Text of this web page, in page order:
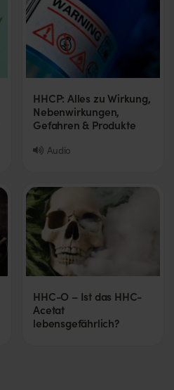
HHCP: Alles zu Wirkung,
Nebenwirkungen,
Gefahren & Produkte
Audio
HHC-O – Ist das HHC-
Acetat
lebensgefährlich?